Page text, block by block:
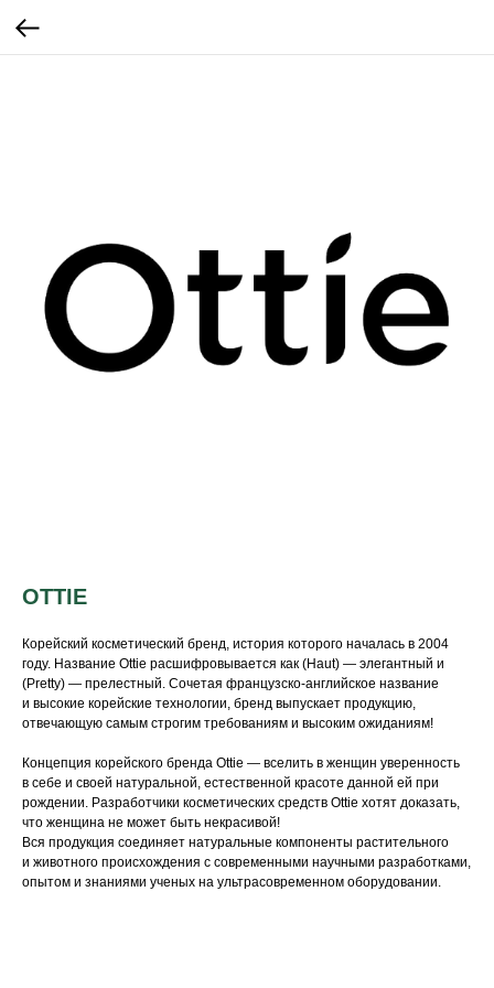
OTTIE
Корейский косметический бренд, история которого началась в 2004
году. Название Ottie расшифровывается как (Haut) — элегантный и
(Pretty) — прелестный. Сочетая французско-английское название
и высокие корейские технологии, бренд выпускает продукцию,
отвечающую самым строгим требованиям и высоким ожиданиям!
Концепция корейского бренда Ottie — вселить в женщин уверенность
в себе и своей натуральной, естественной красоте данной ей при
рождении. Разработчики косметических средств Ottie хотят доказать,
что женщина не может быть некрасивой!
Вся продукция соединяет натуральные компоненты растительного
и животного происхождения с современными научными разработками,
опытом и знаниями ученых на ультрасовременном оборудовании.